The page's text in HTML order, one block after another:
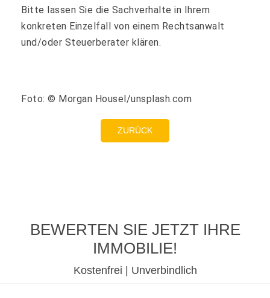
Bitte lassen Sie die Sachverhalte in Ihrem
konkreten Einzelfall von einem Rechtsanwalt
und/oder Steuerberater klären.
Foto: © Morgan Housel/unsplash.com
ZURÜCK
BEWERTEN SIE JETZT IHRE
IMMOBILIE!
Kostenfrei | Unverbindlich